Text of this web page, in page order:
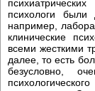
психологи
например,
клинические
всеми жесткими
далее, то есть
безусловно,